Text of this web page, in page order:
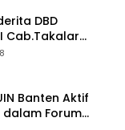
DBD
Cab.Takalar
Banten Aktif
dalam Forum